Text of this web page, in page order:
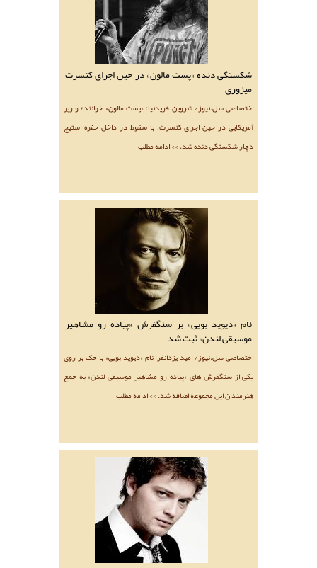
شکستگی دنده «پست مالون» در حین اجرای کنسرت
میزوری
اختصاصی سل.نیوز/ شروین فریدنیا: «پست مالون» خواننده و رپر
آمریکایی در حین اجرای کنسرت، با سقوط در داخل حفره استیج
دچار شکستگی دنده شد. >> ادامه مطلب
نام «دیوید بویی» بر سنگفرش «پیاده رو مشاهیر
موسیقی لندن» ثبت شد
اختصاصی سل.نیوز/ امید یزدانفر: نام «دیوید بویی» با حک بر روی
یکی از سنگفرش های «پیاده رو مشاهیر موسیقی لندن» به جمع
هنرمندان این مجموعه اضافه شد. >> ادامه مطلب